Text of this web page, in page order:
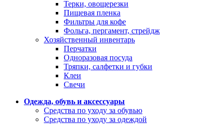
Терки, овощерезки
Пищевая пленка
Фильтры для кофе
Фольга, пергамент, стрейдж
Хозяйственный инвентарь
Перчатки
Одноразовая посуда
Тряпки, салфетки и губки
Клеи
Свечи
Одежда, обувь и аксессуары
Средства по уходу за обувью
Средства по уходу за одеждой